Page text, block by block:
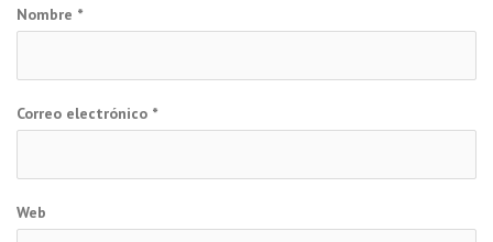
Nombre *
Correo electrónico *
Web